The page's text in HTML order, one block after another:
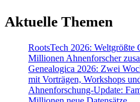
Aktuelle Themen
RootsTech 2026: Weltgrößte
Millionen Ahnenforscher
Genealogica 2026: Zwei
mit Vorträgen, Workshops
Ahnenforschung-Update: